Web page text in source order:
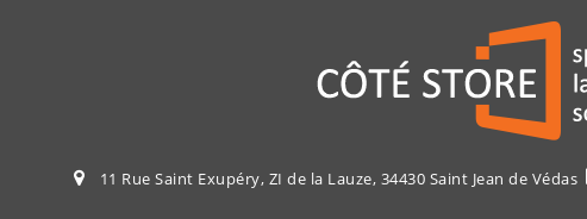
11 Rue Saint Exupéry, ZI de la Lauze, 34430 Saint Jean de Védas